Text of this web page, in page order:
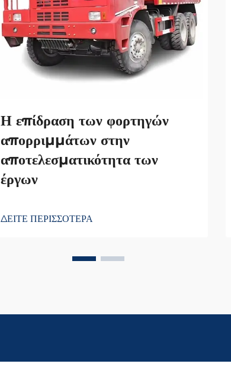
Η επίδραση των φορτηγών
απορριμμάτων στην
αποτελεσματικότητα των
έργων
ΔΕΙΤΕ ΠΕΡΙΣΣΟΤΕΡΑ